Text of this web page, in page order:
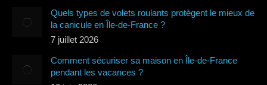
Quels types de volets roulants protègent le mieux de
la canicule en Île-de-France ?
7 juillet 2026
Comment sécuriser sa maison en Île-de-France
pendant les vacances ?